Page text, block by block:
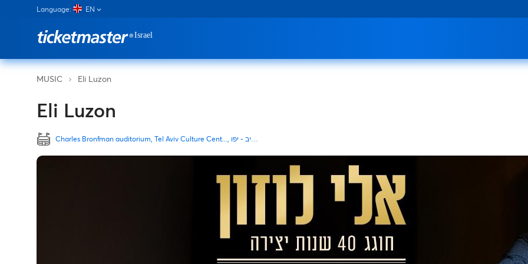
Language: EN
MUSIC Eli Luzon
Eli Luzon
Charles Bronfman auditorium, Tel Aviv Culture Cent..., תל אביב - יפו